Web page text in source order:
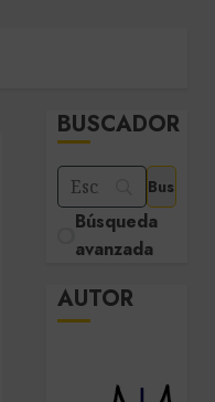
BUSCADOR
Búsqueda
avanzada
AUTOR